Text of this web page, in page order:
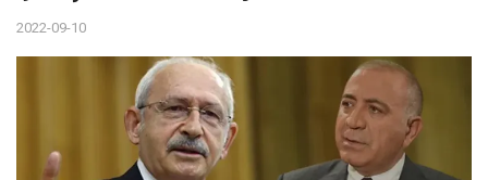
2022-09-10